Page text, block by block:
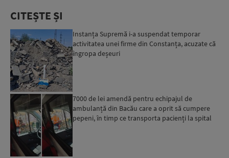
CITEȘTE ȘI
Instanța Supremă i-a suspendat temporar
activitatea unei firme din Constanța, acuzate că
îngropa deșeuri
7000 de lei amendă pentru echipajul de
ambulanță din Bacău care a oprit să cumpere
pepeni, în timp ce transporta pacienți la spital